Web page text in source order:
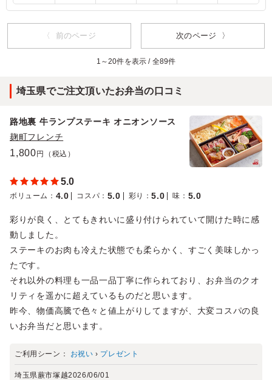
みご飯が外国人には美味しく感じられたようです。
ご利用シーン： お祝い
〈 前のページ 次のページ 〉
1～20件を表示 / 全89件
埼玉県でご注文頂いたお弁当の口コミ
路地裏 牛ランプステーキ オニオンソース
麹町フレンチ
1,800円（税込）
5.0
ボリューム ： 4.0 コスパ ： 5.0 彩り ：5.0 味 ： 5.0
彩りが良く、とてもきれいに盛り付けられていて開けた時に感
動しました。
ステーキのお肉も冷えた状態でも柔らかく、すごく美味しかっ
たです。
それ以外の料理も一品一品丁寧に作られており、お弁当のクオ
リティを遥かに超えているものだと思います。
昨今、物価高騰で色々と値上がりしてますが、大変コスパの良
いお弁当だと思います。
ご利用シーン： お祝い › プレゼント
埼玉県蕨市塚越2026/06/01